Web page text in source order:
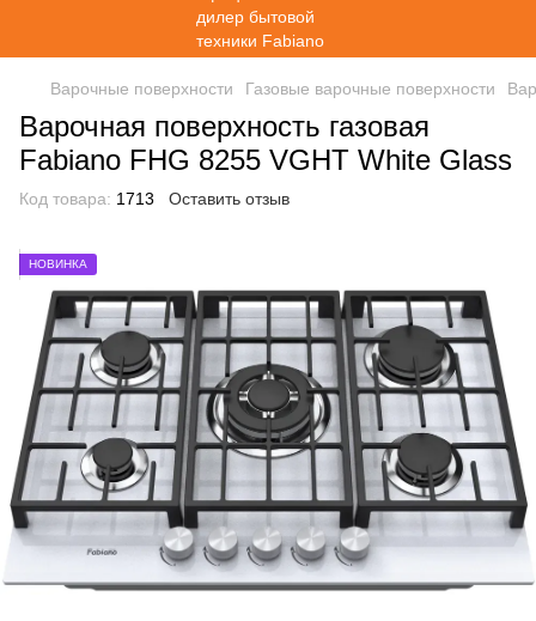
Варочные поверхности Газовые варочные поверхности
Варочная поверхность газовая
Fabiano FHG 8255 VGHT White Glass
Код товара: 1713 Оставить отзыв
НОВИНКА